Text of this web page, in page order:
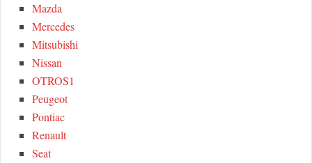
Mazda
Mercedes
Mitsubishi
Nissan
OTROS1
Peugeot
Pontiac
Renault
Seat